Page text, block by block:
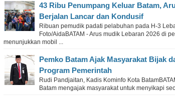
43 Ribu Penumpang Keluar Batam,
Berjalan Lancar dan Kondusif
Ribuan pemudik padati pelabuhan pada H-3
Foto/AidaBATAM - Arus mudik Lebaran 2026 di
menunjukkan mobil ...
Pemko Batam Ajak Masyarakat Bijak
Program Pemerintah
Rudi Pandjaitan, Kadis Kominfo Kota
Batam mengajak masyarakat untuk menyikapi